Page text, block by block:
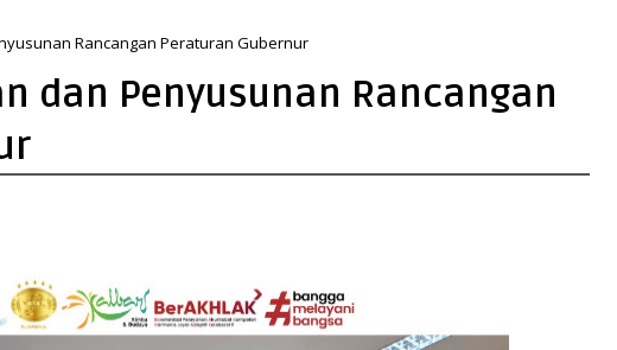
Rancangan Peraturan Gubernur
dan Penyusunan Rancangan